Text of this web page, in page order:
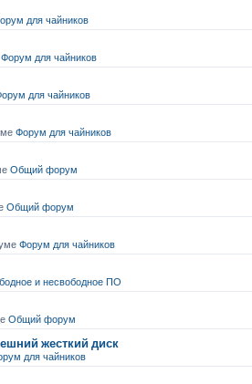
для чайников
Форум для чайников
для чайников
Форум для чайников
Общий форум
Общий форум
Форум для чайников
и несвободное ПО
Общий форум
жесткий диск
для чайников